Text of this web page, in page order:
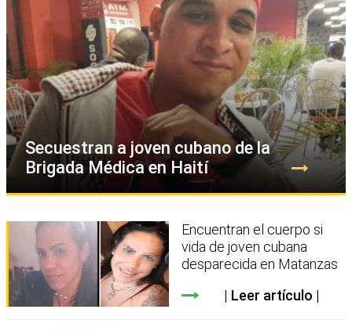
Secuestran a joven cubano de la
Brigada Médica en Haití
Encuentran el cuerpo si
vida de joven cubana
desparecida en Matanzas
Leer artículo